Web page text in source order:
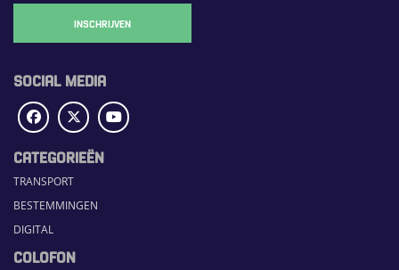
INSCHRIJVEN
SOCIAL MEDIA
CATEGORIEËN
TRANSPORT
BESTEMMINGEN
DIGITAL
COLOFON